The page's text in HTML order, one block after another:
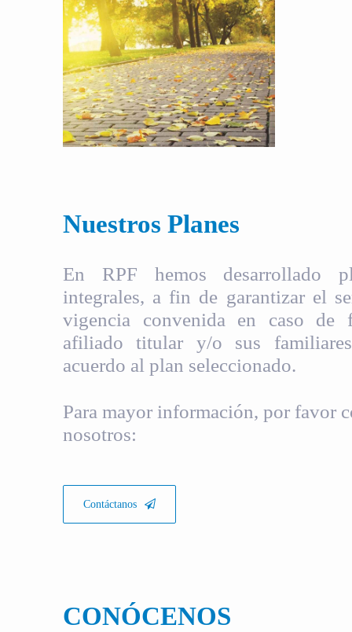
Nuestros Planes
En RPF hemos desarrollado
integrales, a fin de garantizar el
vigencia convenida en caso de
afiliado titular y/o sus
acuerdo al plan seleccionado.
Para mayor información, por favor
nosotros:
Contáctanos
CONÓCENOS